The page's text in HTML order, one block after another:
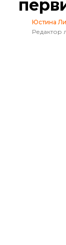
Юстина
Редактор